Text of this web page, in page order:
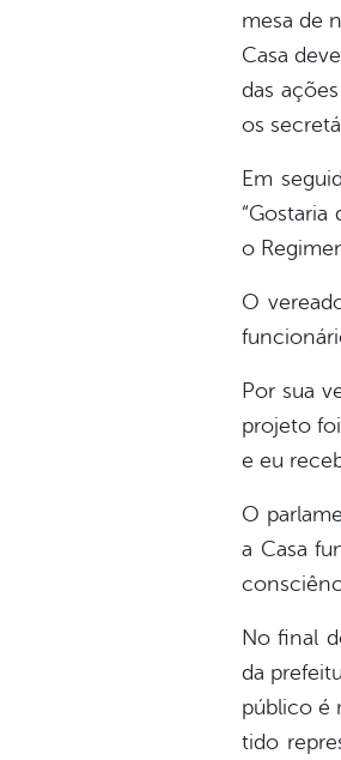
mesa de
Casa
das
os
Em
o
O
Por sua
projeto
e eu
O
a Casa
No final
da
público é
tido